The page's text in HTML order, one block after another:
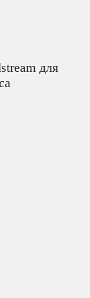
для